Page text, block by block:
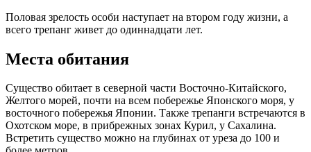
Половая зрелость особи наступает на втором году жизни, а
всего трепанг живет до одиннадцати лет.
Места обитания
Существо обитает в северной части Восточно-Китайского,
Желтого морей, почти на всем побережье Японского моря, у
восточного побережья Японии. Также трепанги встречаются в
Охотском море, в прибрежных зонах Курил, у Сахалина.
Встретить существо можно на глубинах от уреза до 100 и